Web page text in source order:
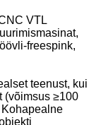
VTL
freespink,
teenust, kui
(võimsus ≥100